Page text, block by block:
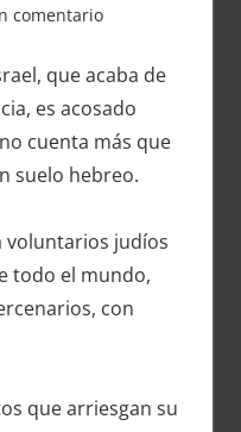
comentario
que acaba de
es acosado
cuenta más que
suelo hebreo.
voluntarios judíos
todo el mundo,
con
que arriesgan su